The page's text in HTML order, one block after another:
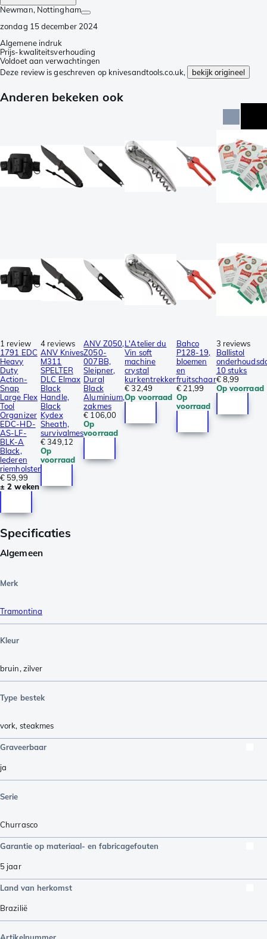
Newman, Nottingham
zondag 15 december 2024
Algemene indruk
Prijs-kwaliteitsverhouding
Voldoet aan verwachtingen
Deze review is geschreven op knivesandtools.co.uk,
bekijk origineel
Anderen bekeken ook
1 review
1791 EDC
Heavy
Duty
Action-
Snap
Large Flex
Tool
Organizer
EDC-HD-
AS-LF-
BLK-A
Black,
lederen
riemholster
€ 59,99
± 2 weken
4 reviews
ANV Knives
M311
SPELTER
DLC Elmax
Black
Handle,
Black
Kydex
Sheath,
survivalmes
€ 349,12
Op
voorraad
ANV Z050,
Z050-
007BB,
Sleipner,
Dural
Black
Aluminium,
zakmes
€ 106,00
Op
voorraad
L'Atelier du
Vin soft
machine
crystal
kurkentrekker
€ 32,49
Op voorraad
Bahco
P128-19,
bloemen
en
fruitschaar
€ 21,99
Op
voorraad
3 reviews
Ballistol
10 stuks
€ 8,99
Op voorraad
Specificaties
Algemeen
Merk
Tramontina
Kleur
bruin,zilver
Type bestek
vork, steakmes
Graveerbaar
ja
Serie
Churrasco
Garantie op materiaal- en fabricagefouten
5 jaar
Land van herkomst
Brazilië